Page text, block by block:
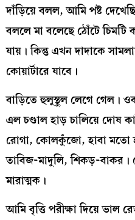
দাঁড়িয়ে বলল, আমি পষ্ট
বললে মা বলেছে ঠোঁটে চিমটি
যায়। কিন্তু এখন দাদাকে
কোয়ার্টারে যাবে।
বাড়িতে হুলুস্থুল লেগে গেল।
এল চণ্ডাল হাড় চালিয়ে দোষ
রোগা, কোলকুঁজো, হাবা মতো
তাবিজ-মাদুলি, শিকড়-বাকর।
মারাত্মক।
আমি বৃত্তি পরীক্ষা দিয়ে ভাল